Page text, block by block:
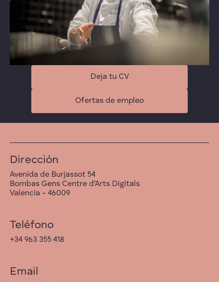
Deja tu CV
Ofertas de empleo
Dirección
Avenida de Burjassot 54
Bombas Gens Centre d’Arts Digitals
Valencia - 46009
Teléfono
+34 963 355 418
Email